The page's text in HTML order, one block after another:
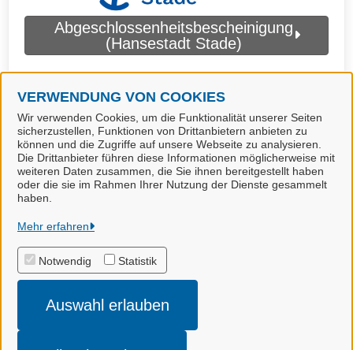
VERWENDUNG VON COOKIES
Wir verwenden Cookies, um die Funktionalität unserer Seiten
sicherzustellen, Funktionen von Drittanbietern anbieten zu
können und die Zugriffe auf unsere Webseite zu analysieren.
Die Drittanbieter führen diese Informationen möglicherweise mit
weiteren Daten zusammen, die Sie ihnen bereitgestellt haben
oder die sie im Rahmen Ihrer Nutzung der Dienste gesammelt
haben.
Mehr erfahren
Notwendig Statistik
Auswahl erlauben
Abgeschlossenheitsbescheinigung
(Hansestadt Stade)
Landkreis Stade
Alle Rechte vorbehalten